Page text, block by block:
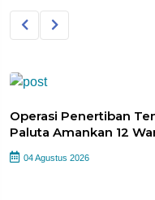
Operasi Penertiban
Paluta Amankan 12
04 Agustus 2026